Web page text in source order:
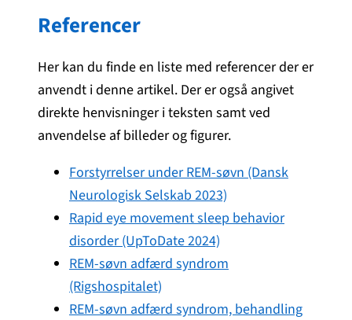
Referencer
Her kan du finde en liste med referencer der er
anvendt i denne artikel. Der er også angivet
direkte henvisninger i teksten samt ved
anvendelse af billeder og figurer.
Forstyrrelser under REM-søvn (Dansk
Neurologisk Selskab 2023)
Rapid eye movement sleep behavior
disorder (UpToDate 2024)
REM-søvn adfærd syndrom
(Rigshospitalet)
REM-søvn adfærd syndrom, behandling